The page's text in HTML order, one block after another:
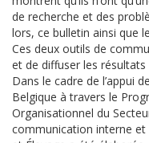
de recherche et des
lors, ce bulletin ainsi que
Ces deux outils de
et de diffuser les résultats
Dans le cadre de l’appui
Belgique à travers le
Organisationnel du
communication interne et